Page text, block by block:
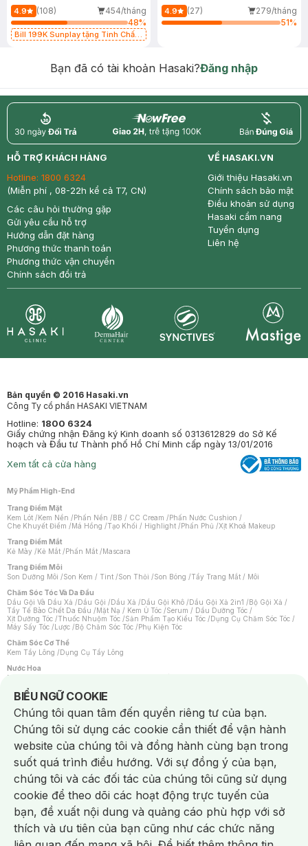
4.9 (108)
454/tháng
48%
Bill 199K Sunplay tặng Tinh Chất
4.9 (27)
279/tháng
51%
Bạn đã có tài khoản Hasaki?Đăng nhập
return nowfree price
HỖ TRỢ KHÁCH HÀNG
Hotline: 1800 6324
(Miễn phí , 08-22h kể cả T7, CN)
Các câu hỏi thường gặp
Gửi yêu cầu hỗ trợ
Hướng dẫn đặt hàng
Phương thức thanh toán
Phương thức vận chuyển
Chính sách đổi trả
VỀ HASAKI.VN
Giới thiệu Hasaki.vn
Chính sách bảo mật
Điều khoản sử dụng
Hasaki cẩm nang
Tuyển dụng
Liên hệ
Bản quyền © 2016 Hasaki.vn
Công Ty cổ phần HASAKI VIETNAM
Hotline: 1800 6324
Giấy chứng nhận Đăng ký Kinh doanh số 0313612829 do Sở Kế
hoạch và Đầu tư Thành phố Hồ Chí Minh cấp ngày 13/01/2016
Xem tất cả cửa hàng
Mỹ Phẩm High-End
Trang Điểm Mặt
Kem Lót /Kem Nền /Phấn Nền /BB / CC Cream /Phấn Nước Cushion /
Che Khuyết Điểm /Má Hồng /Tạo Khối / Highlight /Phấn Phủ /Xịt Khoá Makeup
Trang Điểm Mắt
Kẻ Mày /Kẻ Mắt /Phấn Mắt /Mascara
Trang Điểm Môi
Son Dưỡng Môi /Son Kem / Tint /Son Thỏi /Son Bóng /Tẩy Trang Mắt / Môi
Chăm Sóc Tóc Và Da Đầu
Dầu Gội Và Dầu Xả /Dầu Gội /Dầu Xả /Dầu Gội Khô /Dầu Gội Xả 2in1 /Bộ Gội Xả /
Tẩy Tế Bào Chết Da Đầu /Mặt Nạ / Kem Ủ Tóc /Serum / Dầu Dưỡng Tóc /
Xịt Dưỡng Tóc /Thuốc Nhuộm Tóc /Sản Phẩm Tạo Kiểu Tóc /Dụng Cụ Chăm Sóc Tóc /
Máy Sấy Tóc /Lược /Bộ Chăm Sóc Tóc /Phụ Kiện Tóc
Chăm Sóc Cơ Thể
Kem Tẩy Lông /Dụng Cụ Tẩy Lông
Nước Hoa
Nước Hoa Nữ
Chăm Sóc Cá Nhân
Chống Muỗi /Khẩu Trang /Máy Massage/Mặt Nạ Xông Hơi /Nước Rửa Tay/
Sản Phẩm Chăm Sóc Khác /Bàn Chải Đánh Răng /Bàn Chải Điện/
Hỗ Trợ Trắng Răng/Kem Đánh Răng /Máy Tăm Nước/ Nước Súc Miệng/
Tăm / Chỉ Nha Khoa/ Xịt Thơm Miệng / Dung Dịch Vệ Sinh/Dưỡng Vùng Kín/
Khăn Ướt Vệ Sinh Vùng Kín/Băng Vệ Sinh/Tampon/Bọt Cạo Râu /Dao Cạo Râu/
Máy Cạo Râu
Vấn Đề Về Da
Da Dầu / Lỗ Chân Lông To/ Da Khô / Mất Nước/ Da Lão Hóa/ Da Mụn/
Da Nhạy Cảm / Kích Ứng
Da Xỉn Màu Thâm / Nám / Tàn Nhang
Quầng Thâm & Bọng Mắt /Sẹo /Viêm Da Cơ Địa
Dụng Cụ / Phụ Kiện Chăm Sóc Da
Bông Tẩy Trang
Khăn Lau Mặt Khô Dụng Cụ / Máy Rửa Mặt Máy Chăm Sóc Da
Dụng Cụ Chăm Sóc Khác
BIỂU NGỮ COOKIE
Notice about cookies usage
Chúng tôi quan tâm đến quyền riêng tư của bạn.
Chúng tôi sử dụng các cookie cần thiết để vận hành
website của chúng tôi và đồng hành cùng bạn trong
suốt quá trình điều hướng. Với sự đồng ý của bạn,
chúng tôi và các đối tác của chúng tôi cũng sử dụng
cookie để theo dõi các hoạt động trực tuyến của
bạn, đề xuất nội dung và quảng cáo phù hợp với sở
thích và ưu tiên của bạn cũng như các chức năng